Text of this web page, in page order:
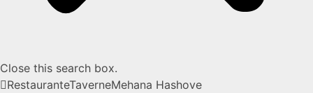
Close this search box.
RestauranteTaverneMehana Hashove